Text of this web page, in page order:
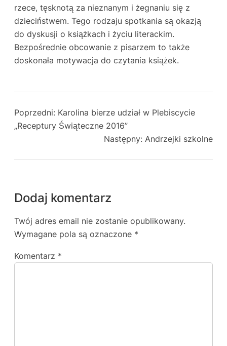
rzece, tęsknotą za nieznanym i żegnaniu się z
dzieciństwem. Tego rodzaju spotkania są okazją
do dyskusji o książkach i życiu literackim.
Bezpośrednie obcowanie z pisarzem to także
doskonała motywacja do czytania książek.
Poprzedni: Karolina bierze udział w Plebiscycie
„Receptury Świąteczne 2016”
Następny: Andrzejki szkolne
Dodaj komentarz
Twój adres email nie zostanie opublikowany.
Wymagane pola są oznaczone *
Komentarz *